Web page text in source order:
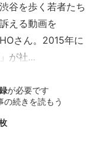
谷を歩く若者たち
える動画を
さん。2015年に
が社...
が必要です
の続きを読もう